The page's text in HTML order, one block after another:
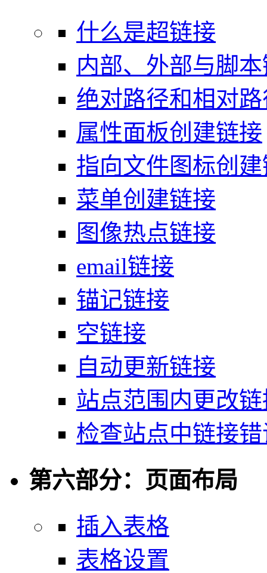
什么是超链接
内部、外部与脚
绝对路径和相对
属性面板创建链接
指向文件图标创
菜单创建链接
图像热点链接
email链接
锚记链接
空链接
自动更新链接
站点范围内更改
检查站点中链接
第六部分：页面布局
插入表格
表格设置